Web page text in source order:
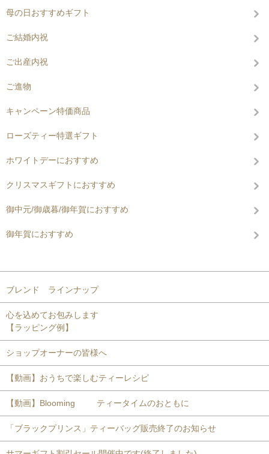
母の日おすすめギフト
ご結婚内祝
ご出産内祝
ご進物
キャンペーン特価商品
ローズティー特選ギフト
ホワイトデーにおすすめ
クリスマスギフトにおすすめ
御中元/御歳暮/御年賀におすすめ
御年賀におすすめ
ブレンド ラインナップ
心を込めてお包みします
【ラッピング例】
ショップオーナーの皆様へ
【動画】おうちで楽しむティーレシピ
【動画】Blooming ティータイムのおともに
「ブラックプリンス」ティーバッグ販売終了のお知らせ